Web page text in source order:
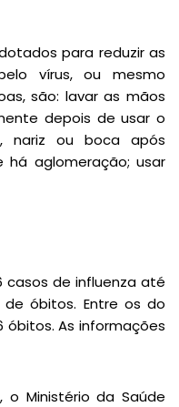
para reduzir as
vírus, ou mesmo
são: lavar as mãos
depois de usar o
nariz ou boca após
aglomeração; usar
casos de influenza até
óbitos. Entre os do
óbitos. As informações
Ministério da Saúde